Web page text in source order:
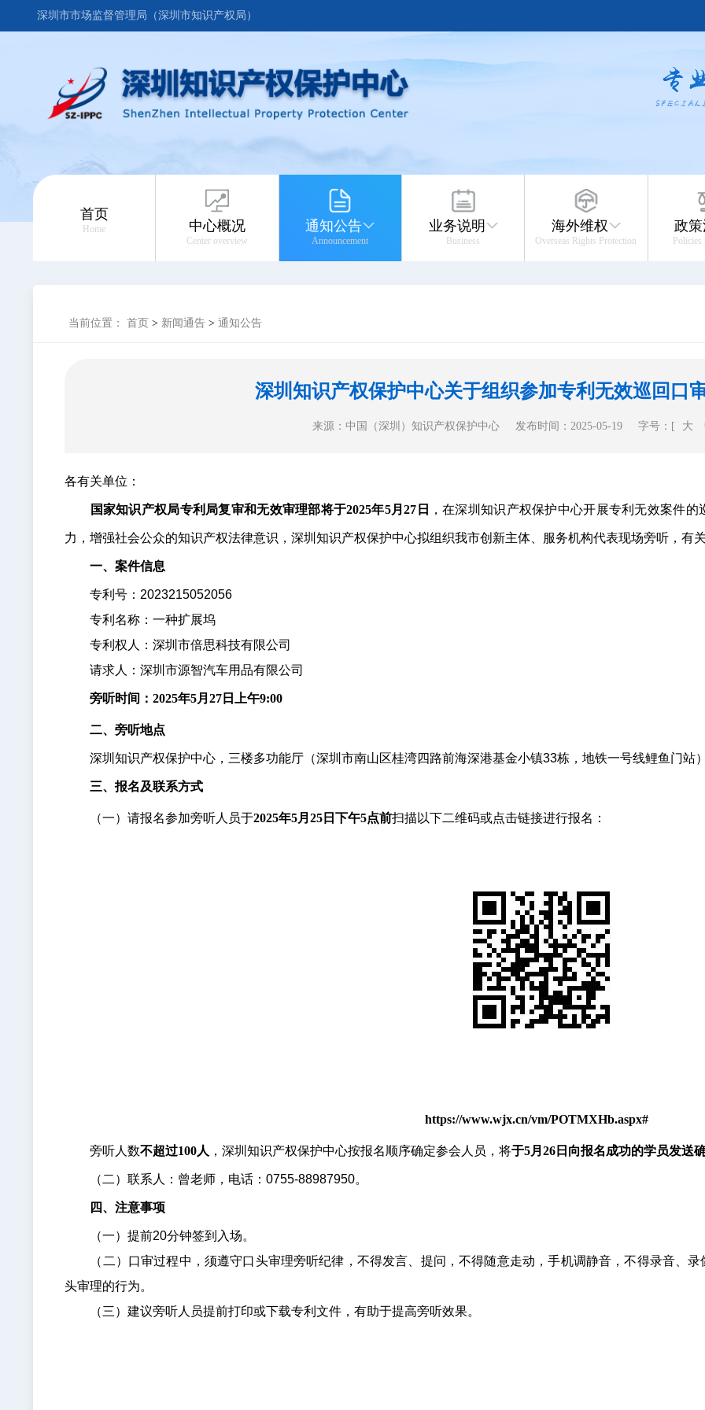
深圳市市场监督管理局（深圳市知识产权局）
首页
Home 中心概况
Center overview
通知公告
Announcement
业务说明
Business
海外维权
Overseas Rights Protection
政
当前位置： 首页 > 新闻通告 > 通知公告
深圳知识产权保护中心关于组织参加专利无效巡回口
来源：中国（深圳）知识产权保护中心 发布时间：2025-05-19 字号：[ 大
各有关单位：
国家知识产权局专利局复审和无效审理部将于2025年5月27日 ，在深圳知识产权保护中心开展专利无效案件
力，增强社会公众的知识产权法律意识，深圳知识产权保护中心拟组织我市创新主体、服务机构代表现场旁听，有
一、案件信息
专利号：2023215052056
专利名称：一种扩展坞
专利权人：深圳市倍思科技有限公司
请求人：深圳市源智汽车用品有限公司
旁听时间：2025年5月27日上午9:00
二、旁听地点
深圳知识产权保护中心，三楼多功能厅（深圳市南山区桂湾四路前海深港基金小镇33栋，地铁一号线鲤鱼门站
三、报名及联系方式
（一）请报名参加旁听人员于2025年5月25日下午5点前扫描以下二维码或点击链接进行报名：
https://www.wjx.cn/vm/POTMXHb.aspx#
旁听人数不超过100人 ，深圳知识产权保护中心按报名顺序确定参会人员，将于5月26日向报名成功的学员发送
（二）联系人：曾老师，电话：0755-88987950。
四、注意事项
（一）提前20分钟签到入场。
（二）口审过程中，须遵守口头审理旁听纪律，不得发言、提问，不得随意走动，手机调静音，不得录音、录
头审理的行为。
（三）建议旁听人员提前打印或下载专利文件，有助于提高旁听效果。